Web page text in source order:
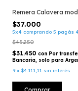
Remera Calavera
$37.000
5x4 comprando 5 pagás
$45.250
$31.450 con Por
Bancaria, solo para
9 x $4.111,11 sin interés